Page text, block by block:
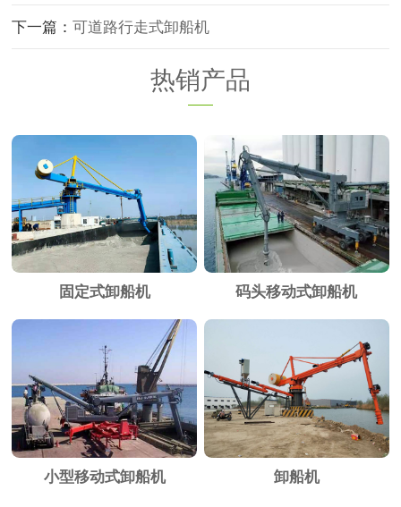
下一篇： 可道路行走式卸船机
热销产品
固定式卸船机 码头移动式卸船机
小型移动式卸船机 卸船机